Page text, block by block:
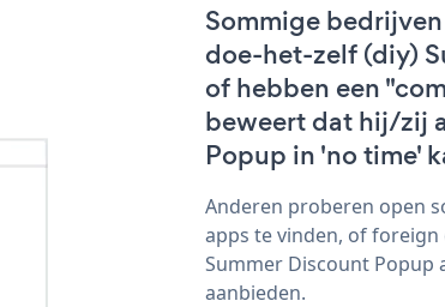
Sommige
doe-het-zelf (diy)
of hebben een
beweert dat hij/zij
Popup in 'no time'
Anderen proberen open
apps te vinden, of
Summer Discount
aanbieden.